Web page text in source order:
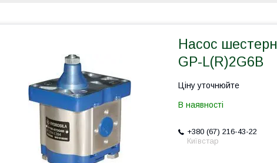
Насос
GP-L(R)2G6B
Ціну уточнюйте
В наявності
+380 (67) 216-43-22
Київстар